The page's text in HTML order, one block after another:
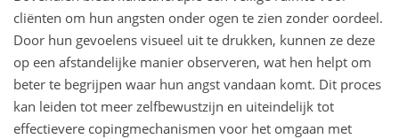
cliënten om hun angsten onder ogen te zien zonder oordeel.
Door hun gevoelens visueel uit te drukken, kunnen ze deze
op een afstandelijke manier observeren, wat hen helpt om
beter te begrijpen waar hun angst vandaan komt. Dit proces
kan leiden tot meer zelfbewustzijn en uiteindelijk tot
effectievere copingmechanismen voor het omgaan met